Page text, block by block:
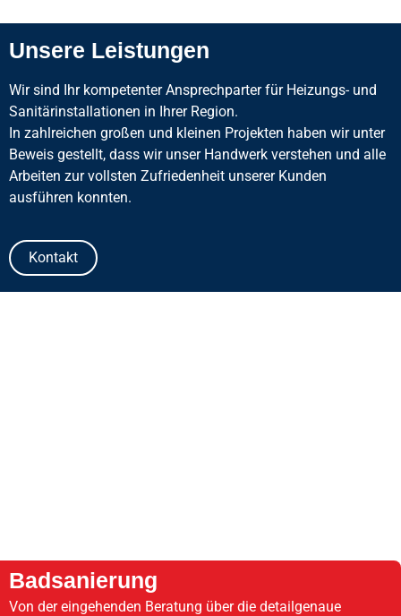
Unsere Leistungen
Wir sind Ihr kompetenter Ansprechparter für Heizungs- und
Sanitärinstallationen in Ihrer Region.
In zahlreichen großen und kleinen Projekten haben wir unter
Beweis gestellt, dass wir unser Handwerk verstehen und alle
Arbeiten zur vollsten Zufriedenheit unserer Kunden
ausführen konnten.
Kontakt
Badsanierung
Von der eingehenden Beratung über die detailgenaue